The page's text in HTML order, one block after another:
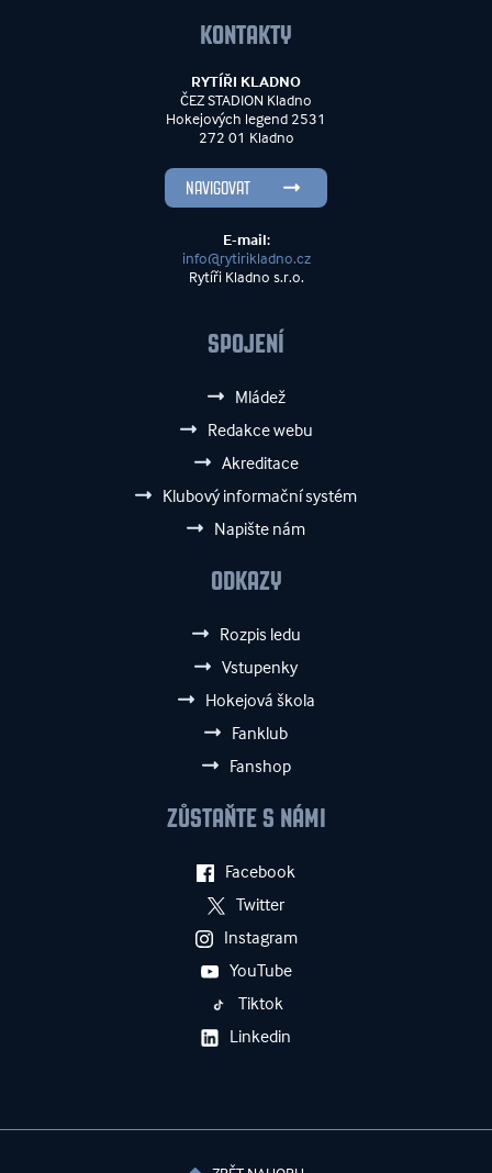
KONTAKTY
RYTÍŘI KLADNO
ČEZ STADION Kladno
Hokejových legend 2531
272 01 Kladno
NAVIGOVAT
E-mail:
info@rytirikladno.cz
Rytíři Kladno s.r.o.
SPOJENÍ
Mládež
Redakce webu
Akreditace
Klubový informační systém
Napište nám
ODKAZY
Rozpis ledu
Vstupenky
Hokejová škola
Fanklub
Fanshop
ZŮSTAŇTE S NÁMI
Facebook
Twitter
Instagram
YouTube
Tiktok
Linkedin